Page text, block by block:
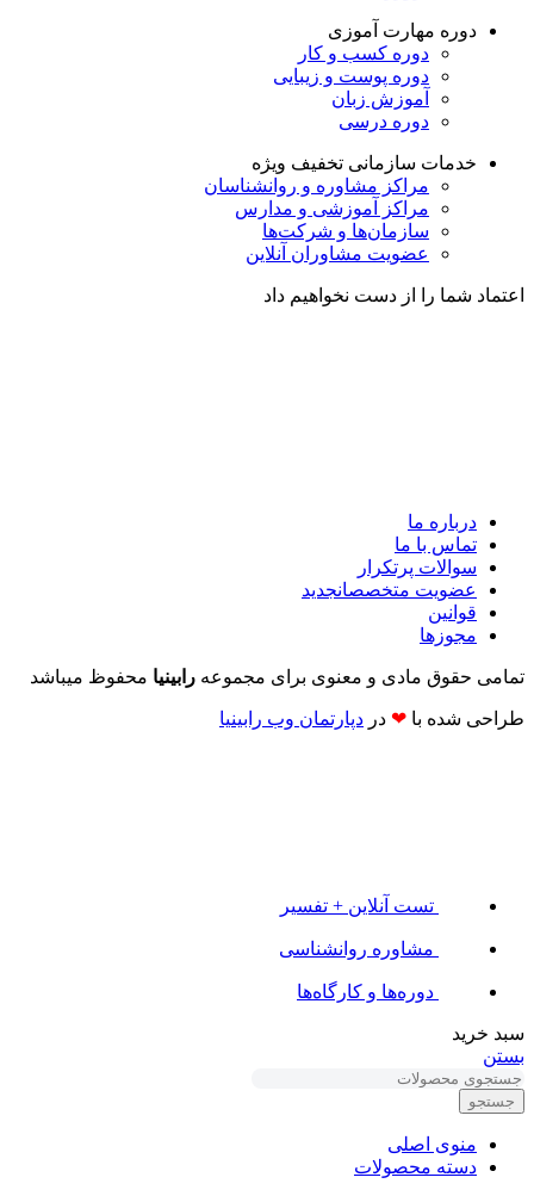
دوره مهارت آموزی
دوره کسب و کار
دوره پوست و زیبایی
آموزش زبان
دوره درسی
خدمات سازمانی تخفیف ویژه
مراکز مشاوره و روانشناسان
مراکز آموزشی و مدارس
سازمان‌ها و شرکت‌ها
عضویت مشاوران آنلاین
اعتماد شما را از دست نخواهیم داد
درباره ما
تماس با ما
سوالات پرتکرار
عضویت متخصصانجدید
قوانین
مجوزها
تمامی حقوق مادی و معنوی برای مجموعه رابینیا محفوظ میباشد
طراحی شده با ❤ در دپارتمان وب رابینیا​​
تست آنلاین + تفسیر
مشاوره روانشناسی
دوره‌ها و کارگاه‌ها
سبد خرید
بستن
جستجو
منوی اصلی
دسته محصولات